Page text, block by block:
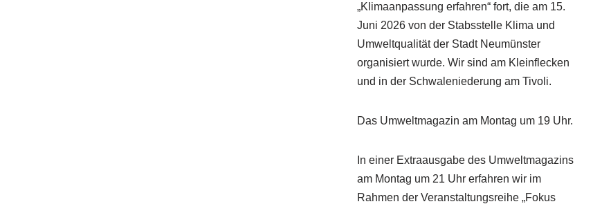
„Klimaanpassung erfahren“ fort, die am 15.
Juni 2026 von der Stabsstelle Klima und
Umweltqualität der Stadt Neumünster
organisiert wurde. Wir sind am Kleinflecken
und in der Schwaleniederung am Tivoli.
Das Umweltmagazin am Montag um 19 Uhr.
In einer Extraausgabe des Umweltmagazins
am Montag um 21 Uhr erfahren wir im
Rahmen der Veranstaltungsreihe „Fokus